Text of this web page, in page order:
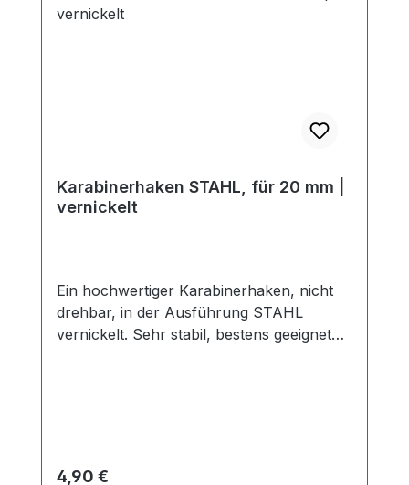
Karabinerhaken STAHL, für 20 mm |
vernickelt
Ein hochwertiger Karabinerhaken, nicht
drehbar, in der Ausführung STAHL
vernickelt. Sehr stabil, bestens geeignet
Regulärer Preis:
4,90 €